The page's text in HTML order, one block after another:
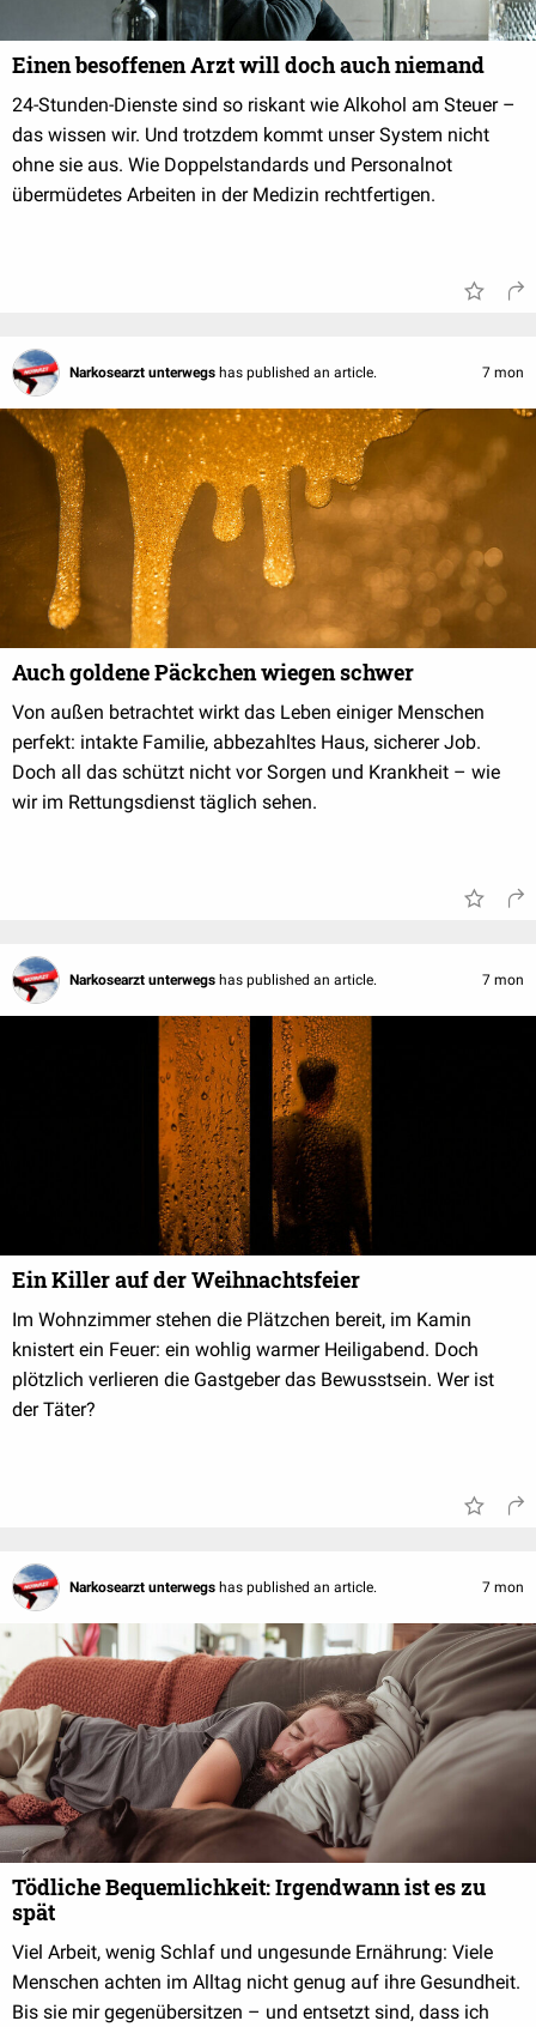
Einen besoffenen Arzt will doch auch niemand
24-Stunden-Dienste sind so riskant wie Alkohol am Steuer –
das wissen wir. Und trotzdem kommt unser System nicht
ohne sie aus. Wie Doppelstandards und Personalnot
übermüdetes Arbeiten in der Medizin rechtfertigen.
Narkosearzt unterwegs has published an article. 7 mon
Auch goldene Päckchen wiegen schwer
Von außen betrachtet wirkt das Leben einiger Menschen
perfekt: intakte Familie, abbezahltes Haus, sicherer Job.
Doch all das schützt nicht vor Sorgen und Krankheit – wie
wir im Rettungsdienst täglich sehen.
Narkosearzt unterwegs has published an article. 7 mon
Ein Killer auf der Weihnachtsfeier
Im Wohnzimmer stehen die Plätzchen bereit, im Kamin
knistert ein Feuer: ein wohlig warmer Heiligabend. Doch
plötzlich verlieren die Gastgeber das Bewusstsein. Wer ist
der Täter?
Narkosearzt unterwegs has published an article. 7 mon
Tödliche Bequemlichkeit: Irgendwann ist es zu
spät
Viel Arbeit, wenig Schlaf und ungesunde Ernährung: Viele
Menschen achten im Alltag nicht genug auf ihre Gesundheit.
Bis sie mir gegenübersitzen – und entsetzt sind, dass ich